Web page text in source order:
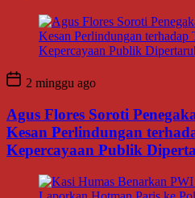
2 minggu ago
Agus Flores Soroti
Kesan Perlindungan
Kepercayaan Publik